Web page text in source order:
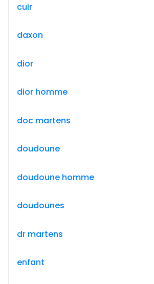
cuir
daxon
dior
dior homme
doc martens
doudoune
doudoune homme
doudounes
dr martens
enfant